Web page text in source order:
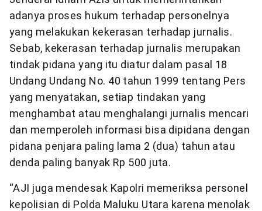
adanya proses hukum terhadap personelnya
yang melakukan kekerasan terhadap jurnalis.
Sebab, kekerasan terhadap jurnalis merupakan
tindak pidana yang itu diatur dalam pasal 18
Undang Undang No. 40 tahun 1999 tentang Pers
yang menyatakan, setiap tindakan yang
menghambat atau menghalangi jurnalis mencari
dan memperoleh informasi bisa dipidana dengan
pidana penjara paling lama 2 (dua) tahun atau
denda paling banyak Rp 500 juta.
“AJI juga mendesak Kapolri memeriksa personel
kepolisian di Polda Maluku Utara karena menolak